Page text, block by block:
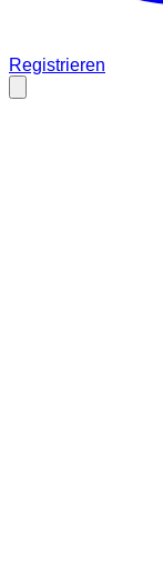
Registrieren